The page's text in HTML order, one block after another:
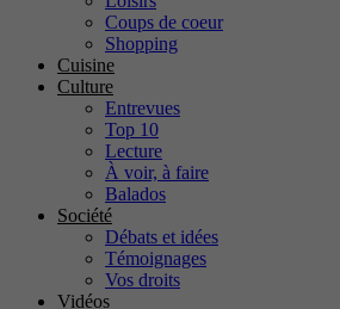
Coups de coeur
Shopping
Cuisine
Culture
Entrevues
Top 10
Lecture
À voir, à faire
Balados
Société
Débats et idées
Témoignages
Vos droits
Vidéos